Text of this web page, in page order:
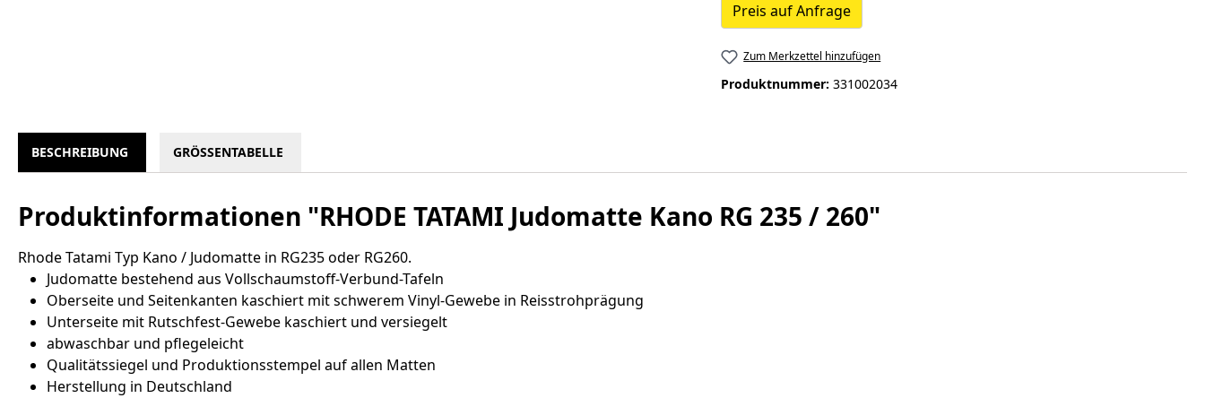
Preis auf Anfrage
Zum Merkzettel hinzufügen
Produktnummer: 331002034
BESCHREIBUNG GRÖSSENTABELLE
Produktinformationen "RHODE TATAMI Judomatte Kano RG 235 / 260"
Rhode Tatami Typ Kano / Judomatte in RG235 oder RG260.
Judomatte bestehend aus Vollschaumstoff-Verbund-Tafeln
Oberseite und Seitenkanten kaschiert mit schwerem Vinyl-Gewebe in Reisstrohprägung
Unterseite mit Rutschfest-Gewebe kaschiert und versiegelt
abwaschbar und pflegeleicht
Qualitätssiegel und Produktionsstempel auf allen Matten
Herstellung in Deutschland